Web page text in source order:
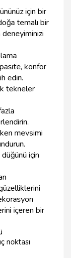
için bir
temalı bir
konfor
edin.
tekneler
mevsimi
için
içeren bir
noktası